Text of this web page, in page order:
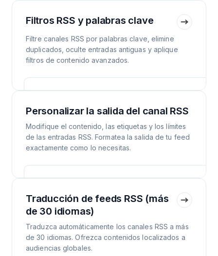
Filtros RSS y palabras clave
Filtre canales RSS por palabras clave, elimine
duplicados, oculte entradas antiguas y aplique
filtros de contenido avanzados.
Personalizar la salida del canal RSS
Modifique el contenido, las etiquetas y los límites
de las entradas RSS. Formatea la salida de tu feed
exactamente como lo necesitas.
Traducción de feeds RSS (más
de 30 idiomas)
Traduzca automáticamente los canales RSS a más
de 30 idiomas. Ofrezca contenidos localizados a
audiencias globales.